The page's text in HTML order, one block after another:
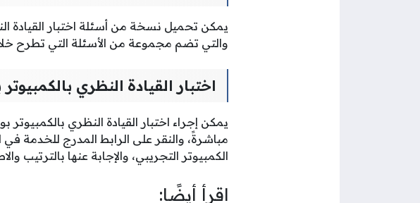
يمكن تحميل نسخة من أسئلة اختبار القيادة
والتي تضم مجموعة من الأسئلة التي تطرح خلال
اختبار القيادة النظري
يمكن إجراء اختبار القيادة النظري
مباشرةً، والنقر على الرابط المدرج للخدمة
الكمبيوتر التجريبي، والإجابة عنها بالترتيب
اقرأ أيضًا: